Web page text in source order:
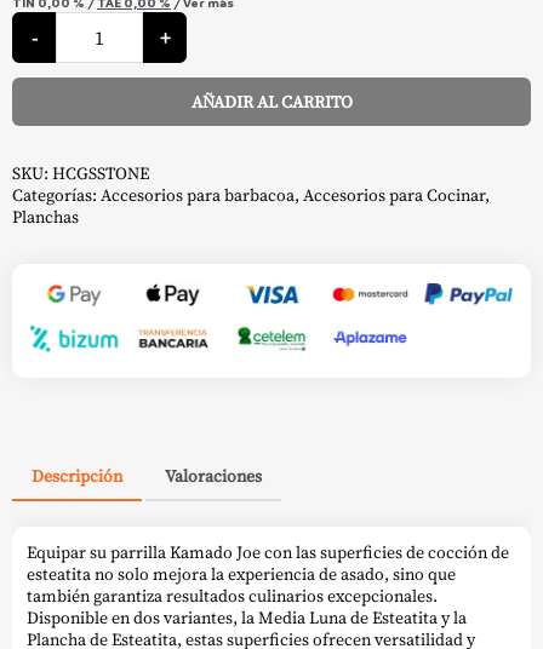
-
Media
Luna
de
Esteatita
-
Joe
+
AÑADIR AL CARRITO
Alternative:
SKU: HCGSSTONE
Categorías: Accesorios para barbacoa, Accesorios para Cocinar,
Planchas
Descripción Valoraciones
Equipar su parrilla Kamado Joe con las superficies de cocción de
esteatita no solo mejora la experiencia de asado, sino que
también garantiza resultados culinarios excepcionales.
Disponible en dos variantes, la Media Luna de Esteatita y la
Plancha de Esteatita, estas superficies ofrecen versatilidad y